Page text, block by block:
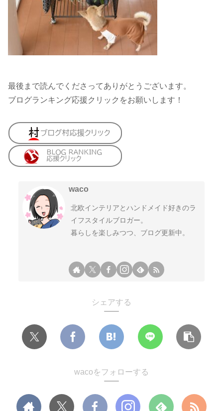
最後まで読んでくださってありがとうございます。
ブログランキング応援クリックをお願いします！
waco
北欧インテリアとハンドメイド好きのラ
イフスタイルブロガー。
暮らしを楽しみつつ、ブログ更新中。
シェアする
wacoをフォローする